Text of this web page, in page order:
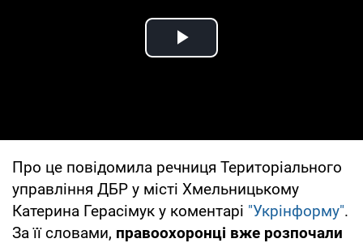
Play Video
Про це повідомила речниця Територіального
управління ДБР у місті Хмельницькому
Катерина Герасімук у коментарі "Укрінформу".
За її словами, правоохоронці вже розпочали